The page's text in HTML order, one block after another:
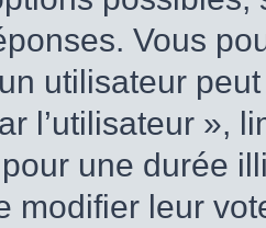
Vous
utilisateur
l’utilisateur »,
une durée
modifier leur